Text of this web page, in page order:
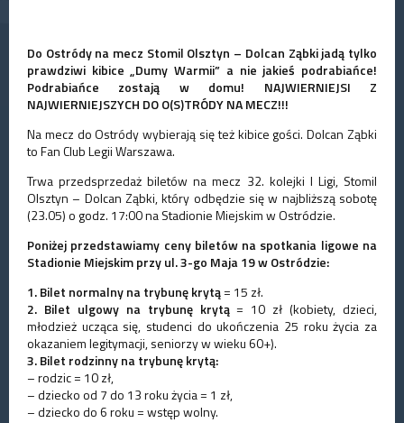
Do Ostródy na mecz Stomil Olsztyn – Dolcan Ząbki jadą tylko
prawdziwi kibice „Dumy Warmii” a nie jakieś podrabiańce!
Podrabiańce zostają w domu! NAJWIERNIEJSI Z
NAJWIERNIEJSZYCH DO O(S)TRÓDY NA MECZ!!!
Na mecz do Ostródy wybierają się też kibice gości. Dolcan Ząbki
to Fan Club Legii Warszawa.
Trwa przedsprzedaż biletów na mecz 32. kolejki I Ligi, Stomil
Olsztyn – Dolcan Ząbki, który odbędzie się w najbliższą sobotę
(23.05) o godz. 17:00 na Stadionie Miejskim w Ostródzie.
Poniżej przedstawiamy ceny biletów na spotkania ligowe na
Stadionie Miejskim przy ul. 3-go Maja 19 w Ostródzie:
1. Bilet normalny na trybunę krytą= 15 zł.
2. Bilet ulgowy na trybunę krytą= 10 zł (kobiety, dzieci,
młodzież ucząca się, studenci do ukończenia 25 roku życia za
okazaniem legitymacji, seniorzy w wieku 60+).
3. Bilet rodzinnyna trybunę krytą:
– rodzic = 10 zł,
– dziecko od 7 do 13 roku życia = 1 zł,
– dziecko do 6 roku = wstęp wolny.